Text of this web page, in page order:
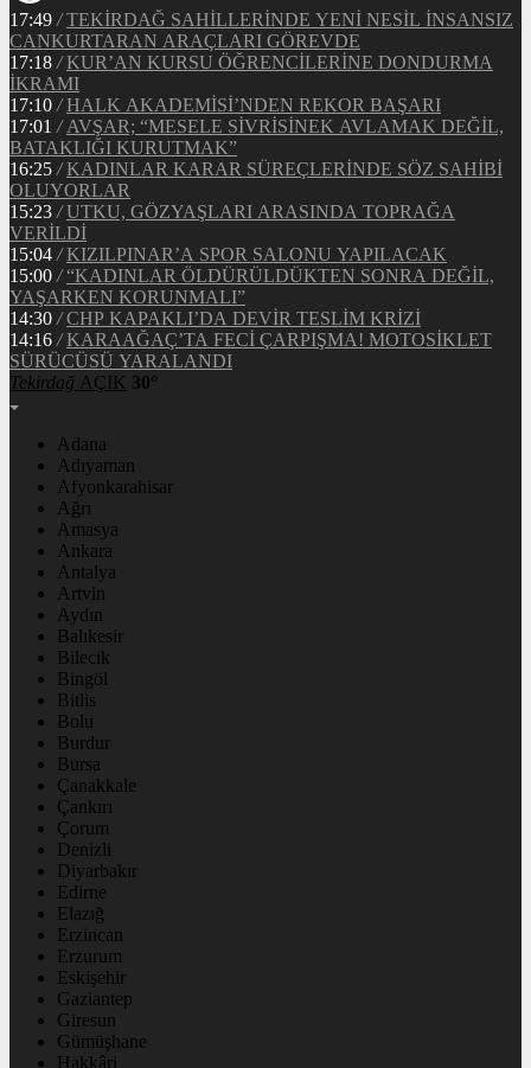
17:49 / TEKİRDAĞ SAHİLLERİNDE YENİ NESİL İNSANSIZ
CANKURTARAN ARAÇLARI GÖREVDE
17:18 / KUR’AN KURSU ÖĞRENCİLERİNE DONDURMA
İKRAMI
17:10 / HALK AKADEMİSİ’NDEN REKOR BAŞARI
17:01 / AVŞAR; “MESELE SİVRİSİNEK AVLAMAK DEĞİL,
BATAKLIĞI KURUTMAK”
16:25 / KADINLAR KARAR SÜREÇLERİNDE SÖZ SAHİBİ
OLUYORLAR
15:23 / UTKU, GÖZYAŞLARI ARASINDA TOPRAĞA
VERİLDİ
15:04 / KIZILPINAR’A SPOR SALONU YAPILACAK
15:00 / “KADINLAR ÖLDÜRÜLDÜKTEN SONRA DEĞİL,
YAŞARKEN KORUNMALI”
14:30 / CHP KAPAKLI’DA DEVİR TESLİM KRİZİ
14:16 / KARAAĞAÇ’TA FECİ ÇARPIŞMA! MOTOSİKLET
SÜRÜCÜSÜ YARALANDI
Tekirdağ AÇIK 30°
Adana
Adıyaman
Afyonkarahisar
Ağrı
Amasya
Ankara
Antalya
Artvin
Aydın
Balıkesir
Bilecik
Bingöl
Bitlis
Bolu
Burdur
Bursa
Çanakkale
Çankırı
Çorum
Denizli
Diyarbakır
Edirne
Elazığ
Erzincan
Erzurum
Eskişehir
Gaziantep
Giresun
Gümüşhane
Hakkâri